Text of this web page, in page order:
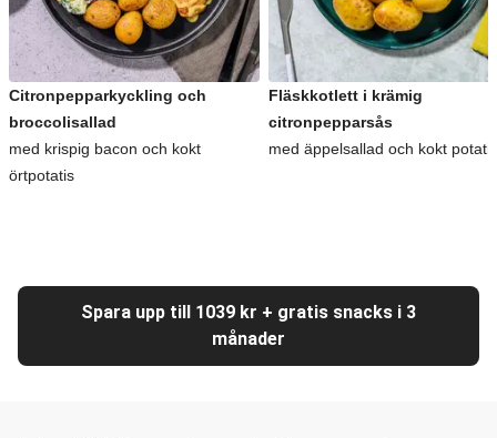
Citronpepparkyckling och
broccolisallad
med krispig bacon och kokt
örtpotatis
Fläskkotlett i krämig
citronpepparsås
med äppelsallad och kokt potatis
Spara upp till 1039 kr + gratis snacks i 3
månader